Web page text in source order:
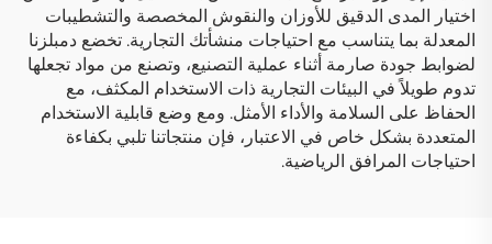
اختيار المدى الدقيق للأوزان والنقوش المخصصة والتشطيبات
المعدلة بما يتناسب مع احتياجات منشأتك التجارية. تخضع دمبلزنا
لضوابط جودة صارمة أثناء عملية التصنيع، وتصنع من مواد تجعلها
تدوم طويلاً في البيئات التجارية ذات الاستخدام المكثف، مع
الحفاظ على السلامة والأداء الأمثل. ومع وضع قابلية الاستخدام
المتعددة بشكل خاص في الاعتبار، فإن منتجاتنا تلبي بكفاءة
احتياجات المرافق الرياضية.